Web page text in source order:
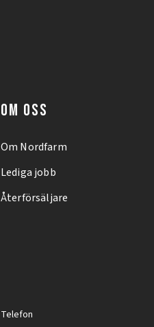
OM OSS
Om Nordfarm
Lediga jobb
Återförsäljare